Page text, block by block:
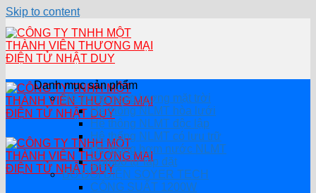
Skip to content
Danh mục sản phẩm
Hệ thống năng lượng mặt trời
Hệ thống NLMT hòa lưới
Hệ thông NLMT độc lập
Hệ thống NLMT có lưu trữ
Hệ thống bơm nước NLMT
Combo tự lắp đặt
BỘ ĐỔI ĐIỆN SOYER TECH
CÔNG SUẤT 1200W